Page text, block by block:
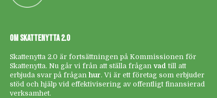
OM SKATTENYTTA 2.0
Skattenytta 2.0 är fortsättningen på Kommissionen för
Skattenytta. Nu går vi från att ställa frågan vad till att
erbjuda svar på frågan hur. Vi är ett företag som erbjuder
stöd och hjälp vid effektivisering av offentligt finansierad
verksamhet.